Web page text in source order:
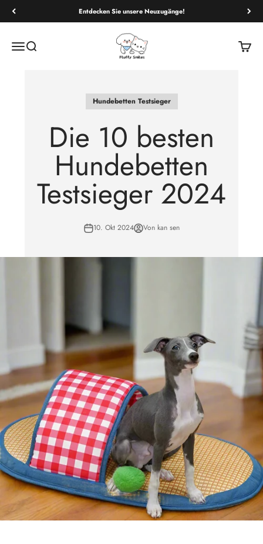
Entdecken Sie unsere Neuzugänge!
Navigationsmenü öffnen
Suche öffnen
Fluffy Smiles
Hundebetten Testsieger
Die 10 besten
Hundebetten
Testsieger 2024
10. Okt 2024 Von kan sen